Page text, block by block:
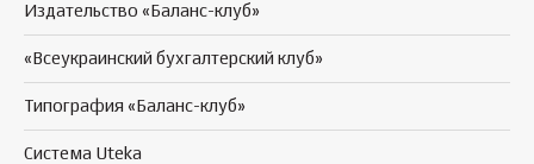
Издательство «Баланс-клуб»
«Всеукраинский бухгалтерский клуб»
Типография «Баланс-клуб»
Система Uteka